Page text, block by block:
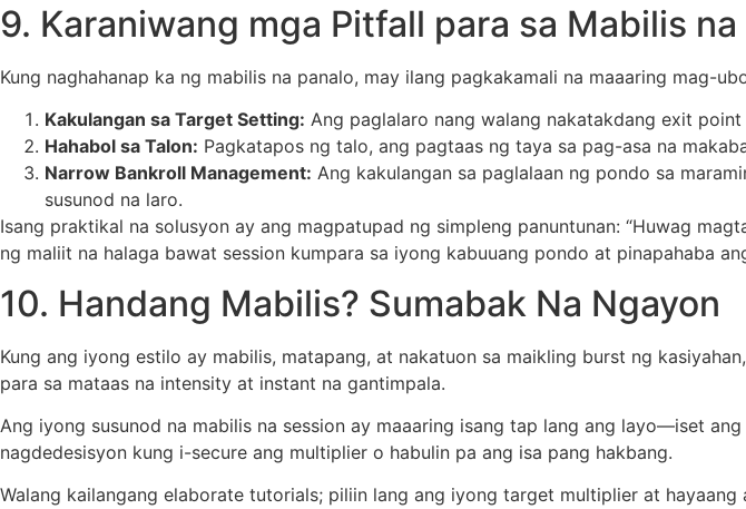
9. Karaniwang mga Pitfall para sa Mabilis
Kung naghahanap ka ng mabilis na panalo, may ilang pagkakamali na maaaring mag-
Kakulangan sa Target Setting: Ang paglalaro nang walang nakatakdang exit
Hahabol sa Talon: Pagkatapos ng talo, ang pagtaas ng taya sa pag-asa na
Narrow Bankroll Management: Ang kakulangan sa paglalaan ng pondo sa
susunod na laro.
Isang praktikal na solusyon ay ang magpatupad ng simpleng panuntunan: “Huwag
ng maliit na halaga bawat session kumpara sa iyong kabuuang pondo at pinapahaba
10. Handang Mabilis? Sumabak Na Ngayon
Kung ang iyong estilo ay mabilis, matapang, at nakatuon sa maikling burst ng
para sa mataas na intensity at instant na gantimpala.
Ang iyong susunod na mabilis na session ay maaaring isang tap lang ang layo—iset
nagdedesisyon kung i-secure ang multiplier o habulin pa ang isa pang hakbang.
Walang kailangang elaborate tutorials; piliin lang ang iyong target multiplier at